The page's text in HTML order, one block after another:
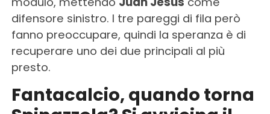
difensore sinistro. I tre pareggi di fila però
fanno preoccupare, quindi la speranza è di
recuperare uno dei due principali al più
presto.
Fantacalcio, quando torna